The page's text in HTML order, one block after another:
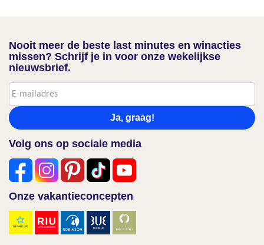
Nooit meer de beste last minutes en winacties
missen? Schrijf je in voor onze wekelijkse
nieuwsbrief.
Ja, graag!
Volg ons op sociale media
Onze vakantieconcepten